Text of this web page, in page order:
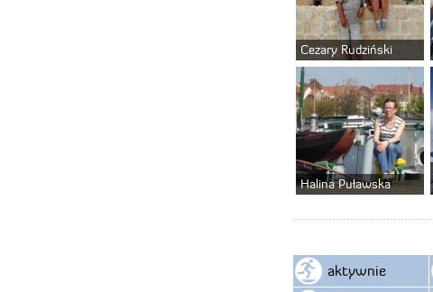
Cezary Rudziński
Halina Puławska
aktywnie